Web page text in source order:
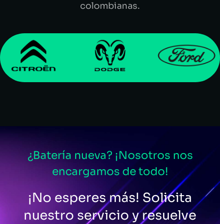
colombianas.
¿Batería nueva? ¡Nosotros nos
encargamos de todo!
¡No esperes más! Solicita
nuestro servicio y resuelve